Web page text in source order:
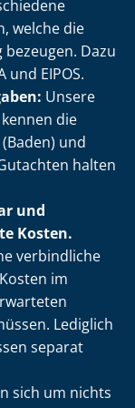
welche die
Dazu
und EIPOS.
Unsere
die
und
halten
und
Kosten.
verbindliche
im
Lediglich
separat
sich um nichts